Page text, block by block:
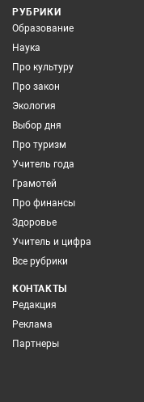
РУБРИКИ
Образование
Наука
Про культуру
Про закон
Экология
Выбор дня
Про туризм
Учитель года
Грамотей
Про финансы
Здоровье
Учитель и цифра
Все рубрики
КОНТАКТЫ
Редакция
Реклама
Партнеры